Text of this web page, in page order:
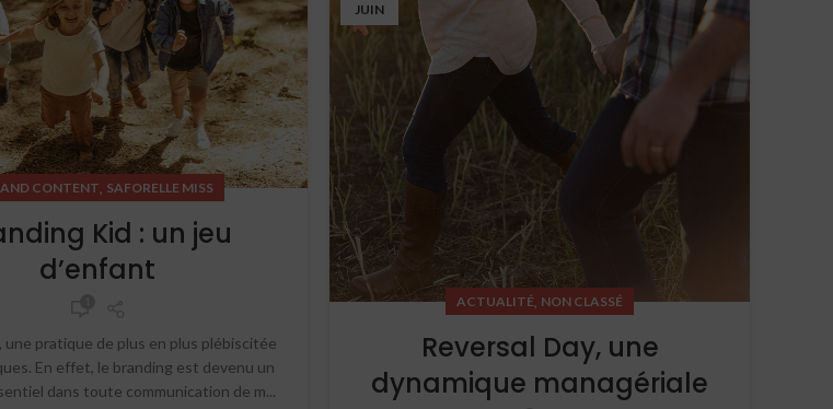
CONTENT, SAFORELLE MISS
Kid : un jeu
d’enfant
une pratique de plus en plus plébiscitée
En effet, le branding est devenu un
dans toute communication de m...
JUIN
ACTUALITÉ, NON CLASSÉ
Reversal Day, une
dynamique managériale